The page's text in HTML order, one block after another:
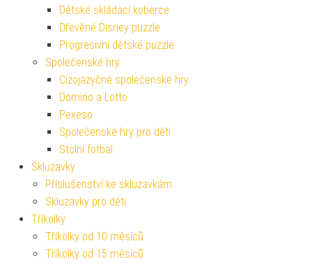
Dětské skládací koberce
Dřevěné Disney puzzle
Progresivní dětské puzzle
Společenské hry
Cizojazyčné společenské hry
Domino a Lotto
Pexeso
Společenské hry pro děti
Stolní fotbal
Skluzavky
Příslušenství ke skluzavkám
Skluzavky pro děti
Tříkolky
Tříkolky od 10 měsíců
Tříkolky od 15 měsíců